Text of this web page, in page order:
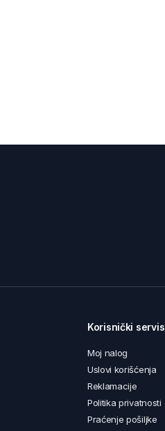
Korisnički servis
Moj nalog
Uslovi korišćenja
Reklamacije
Politika privatnosti
Praćenje pošiljke